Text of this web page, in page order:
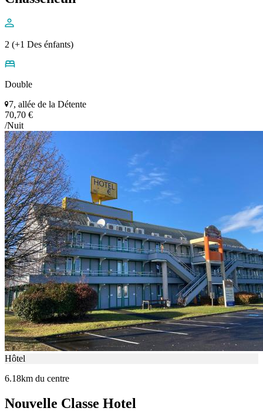
2 (+1 Des énfants)
Double
7, allée de la Détente
70,70 €
/Nuit
Hôtel
6.18km du centre
Nouvelle Classe Hotel